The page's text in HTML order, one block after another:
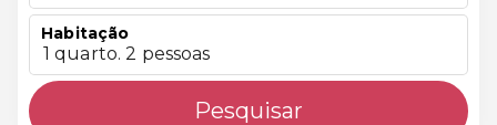
Habitação
1 quarto. 2 pessoas
Pesquisar